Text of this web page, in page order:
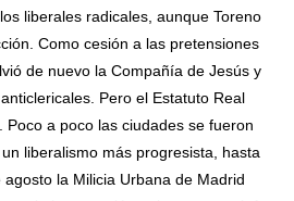
liberales radicales, aunque Toreno
Como cesión a las pretensiones
de nuevo la Compañía de Jesús y
Pero el Estatuto Real
Poco a poco las ciudades se fueron
liberalismo más progresista, hasta
la Milicia Urbana de Madrid